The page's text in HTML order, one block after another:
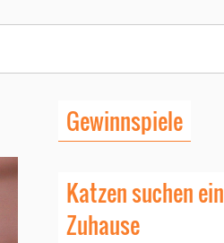
Gewinnspiele
Katzen suchen ein
Zuhause